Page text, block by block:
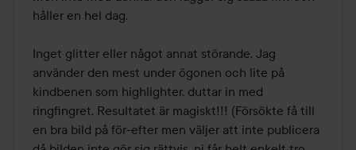
håller en hel dag.
Inget glitter eller något annat störande. Jag
använder den mest under ögonen och lite på
kindbenen som highlighter, duttar in med
ringfingret. Resultatet är magiskt!!! (Försökte få till
en bra bild på för-efter men väljer att inte publicera